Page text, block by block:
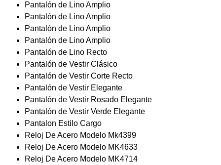
Pantalón de Lino Amplio
Pantalón de Lino Amplio
Pantalón de Lino Amplio
Pantalón de Lino Amplio
Pantalón de Lino Recto
Pantalón de Vestir Clásico
Pantalón de Vestir Corte Recto
Pantalón de Vestir Elegante
Pantalón de Vestir Rosado Elegante
Pantalón de Vestir Verde Elegante
Pantalon Estilo Cargo
Reloj De Acero Modelo Mk4399
Reloj De Acero Modelo MK4633
Reloj De Acero Modelo MK4714